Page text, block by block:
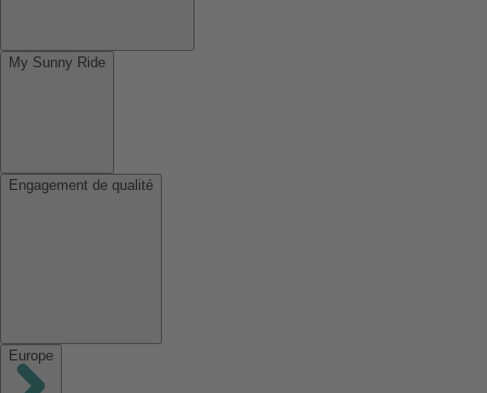
My Sunny Ride
Engagement de qualité
Europe